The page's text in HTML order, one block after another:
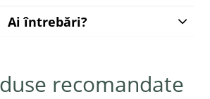
Ai întrebări?
recomandate